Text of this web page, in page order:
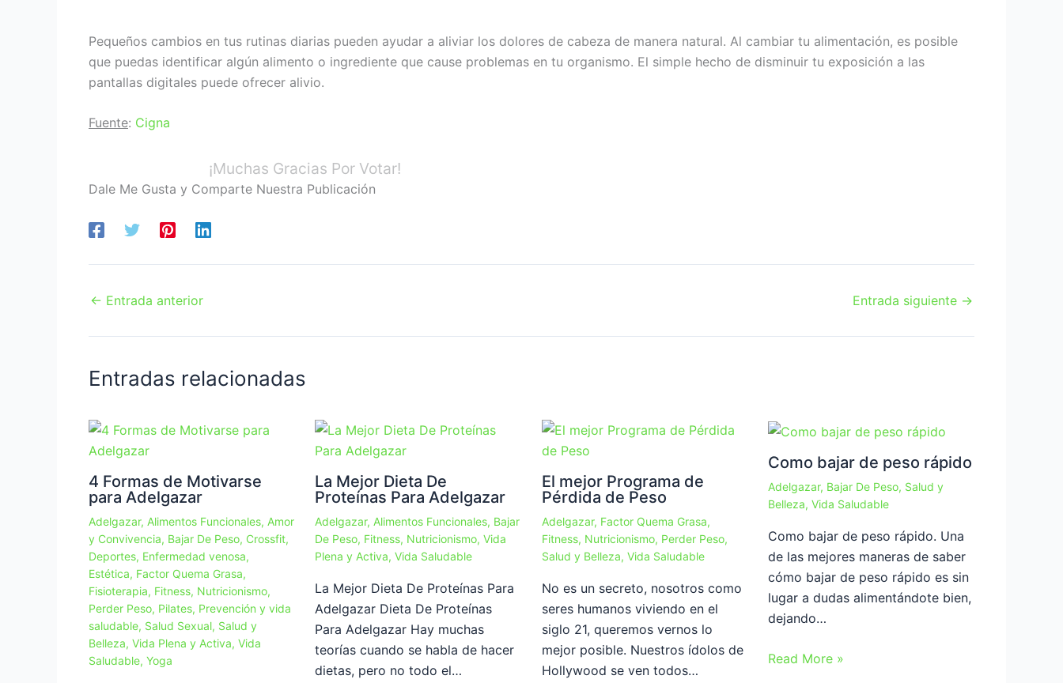
Pequeños cambios en tus rutinas diarias pueden ayudar a aliviar los dolores de cabeza de manera natural. Al cambiar tu alimentación, es posible
que puedas identificar algún alimento o ingrediente que cause problemas en tu organismo. El simple hecho de disminuir tu exposición a las
pantallas digitales puede ofrecer alivio.
Fuente: Cigna
¡Muchas Gracias Por Votar!
Dale Me Gusta y Comparte Nuestra Publicación
← Entrada anterior Entrada siguiente →
Entradas relacionadas
4 Formas de Motivarse
para Adelgazar
Adelgazar, Alimentos Funcionales, Amor
y Convivencia, Bajar De Peso, Crossfit,
Deportes, Enfermedad venosa,
Estética, Factor Quema Grasa,
Fisioterapia, Fitness, Nutricionismo,
Perder Peso, Pilates, Prevención y vida
saludable, Salud Sexual, Salud y
Belleza, Vida Plena y Activa, Vida
Saludable, Yoga
La Mejor Dieta De
Proteínas Para Adelgazar
Adelgazar, Alimentos Funcionales, Bajar
De Peso, Fitness, Nutricionismo,Vida
Plena y Activa,Vida Saludable
La Mejor Dieta De Proteínas Para
Adelgazar Dieta De Proteínas
Para Adelgazar Hay muchas
teorías cuando se habla de hacer
dietas, pero no todo el…
El mejor Programa de
Pérdida de Peso
Adelgazar, Factor Quema Grasa,
Fitness, Nutricionismo, Perder Peso,
Salud y Belleza, Vida Saludable
No es un secreto, nosotros como
seres humanos viviendo en el
siglo 21, queremos vernos lo
mejor posible. Nuestros ídolos de
Hollywood se ven todos…
Como bajar de peso rápido
Adelgazar, Bajar De Peso, Salud y
Belleza, Vida Saludable
Como bajar de peso rápido. Una
de las mejores maneras de saber
cómo bajar de peso rápido es sin
lugar a dudas alimentándote bien,
dejando…
Read More »